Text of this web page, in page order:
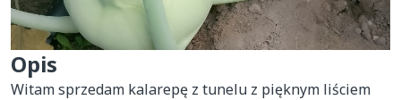
Opis
Witam sprzedam kalarepę z tunelu z pięknym liściem